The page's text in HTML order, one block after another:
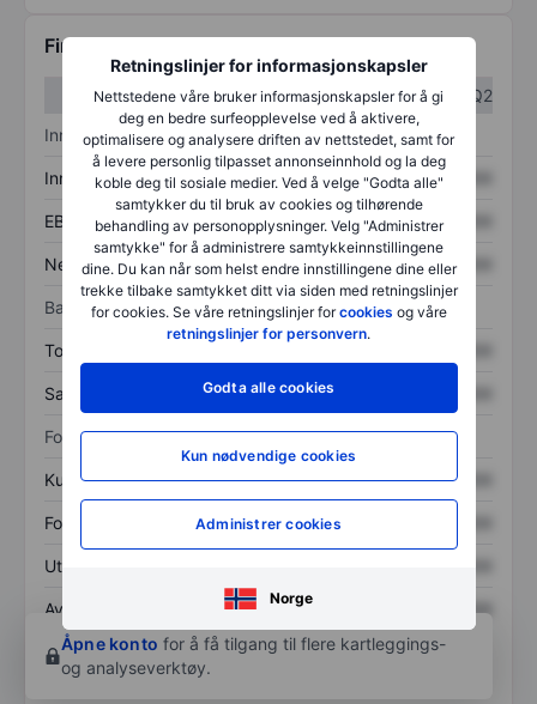
Retningslinjer for informasjonskapsler
Nettstedene våre bruker informasjonskapsler for å gi
deg en bedre surfeopplevelse ved å aktivere,
optimalisere og analysere driften av nettstedet, samt for
å levere personlig tilpasset annonseinnhold og la deg
koble deg til sosiale medier. Ved å velge "Godta alle"
samtykker du til bruk av cookies og tilhørende
behandling av personopplysninger. Velg "Administrer
samtykke" for å administrere samtykkeinnstillingene
dine. Du kan når som helst endre innstillingene dine eller
trekke tilbake samtykket ditt via siden med retningslinjer
for cookies. Se våre retningslinjer forcookies og våre
retningslinjer for personvern.
Godta alle cookies
Kun nødvendige cookies
Administrer cookies
Norge
Finansiell informasjon
Q1
Q2
Inntektsoversikt
Inntekter XXXXXXX XXXXXXX
EBITDA XXXXXXX XXXXXXX
Nettoinntekt XXXXXXX XXXXXXX
Balanse
Totale eiendeler
Samlet gjeld XXXXXXX
Forholdstall
Kurs/salg XXXXXXX XXXXXXX
Fortjeneste per aksje XXXXXXX
Utbytte per aksje
Avkastning på
egenkapital
XXXXXXX
XXXXXXX
Åpne konto for å få tilgang til flere kartleggings-
og analyseverktøy.